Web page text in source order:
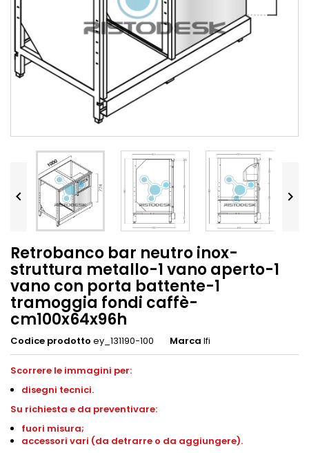
 
Retrobanco bar neutro inox-
struttura metallo-1 vano aperto-1
vano con porta battente-1
tramoggia fondi caffè-
cm100x64x96h
Codice prodotto ey_131190-100 Marca Ifi
Scorrere le immagini per:
disegni tecnici.
Su richiesta e da preventivare:
fuori misura;
accessori vari (da detrarre o da aggiungere).